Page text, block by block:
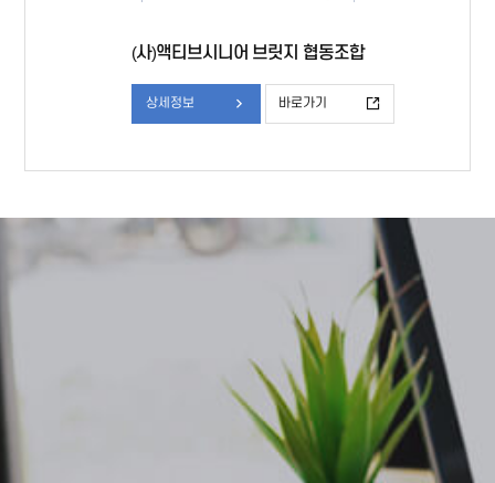
(사)액티브시니어 브릿지 협동조합
상세정보 바로가기